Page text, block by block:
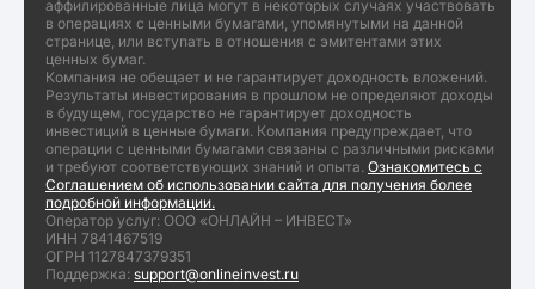
аффилированные лица могут в некоторых случаях участвовать
в операциях с ценными бумагами, упомянутыми на данной
странице, или вступать в отношения с эмитентами этих
ценных бумаг.
Компания не обещает и не гарантирует доходность вложений.
Результаты инвестирования в прошлом не определяют доходы
в будущем, государство не гарантирует доходность
инвестиций в ценные бумаги. Компания предупреждает, что
операции с ценными бумагами связаны с различными рисками
и требуют соответствующих знаний и опыта. Ознакомитесь с
Соглашением об использовании сайта для получения более
подробной информации.
Оператор услуг: ООО «ОНЛАЙН – ИНВЕСТ»
ИНН 7841467519
ОГРН 1127847379351
Поддержка: support@onlineinvest.ru